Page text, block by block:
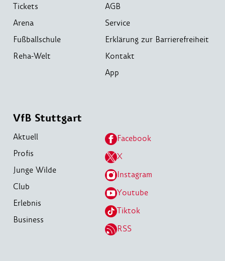
Tickets
Arena
Fußballschule
Reha-Welt
AGB
Service
Erklärung zur Barrierefreiheit
Kontakt
App
VfB Stuttgart
Aktuell
Profis
Junge Wilde
Club
Erlebnis
Business
Facebook
X
Instagram
Youtube
Tiktok
RSS